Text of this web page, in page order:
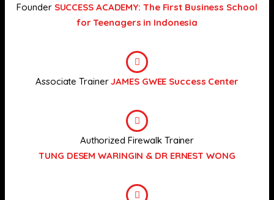
Founder SUCCESS ACADEMY: The First Business School
for Teenagers in Indonesia
Associate TrainerJAMES GWEE Success Center
Authorized Firewalk Trainer
TUNG DESEM WARINGIN & DR ERNEST WONG